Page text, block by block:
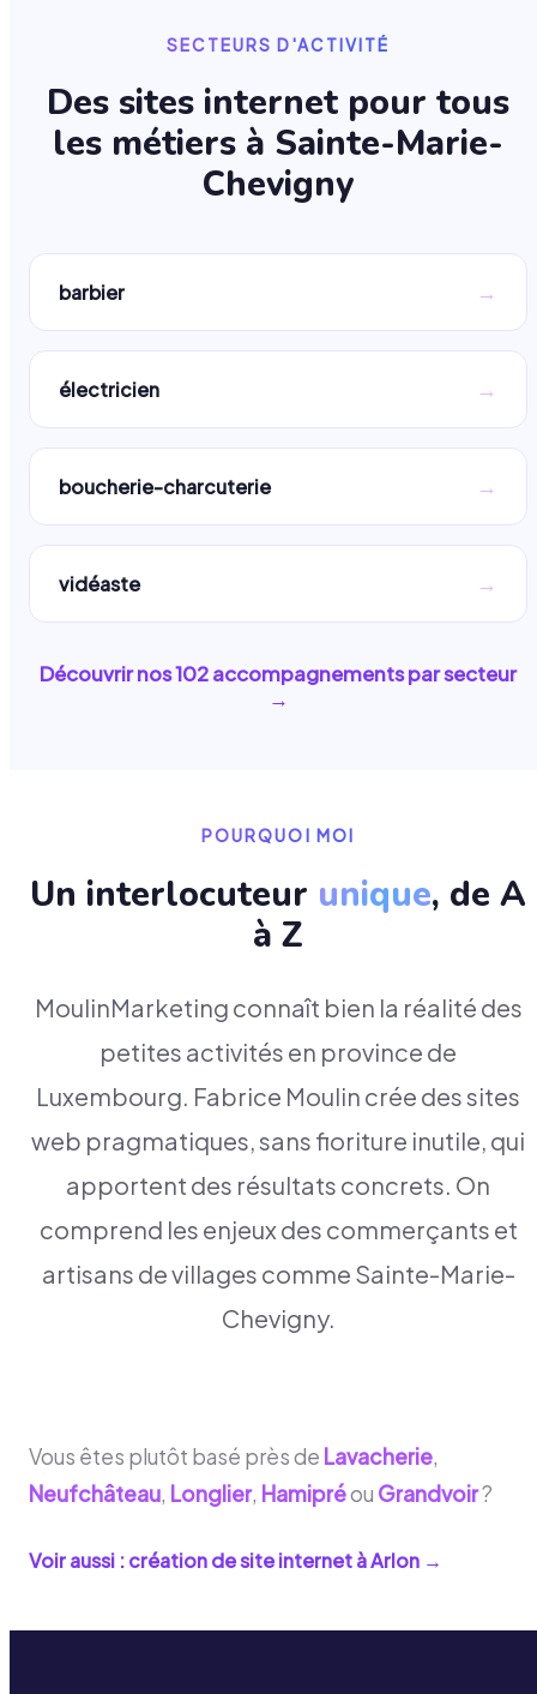
SECTEURS D'ACTIVITÉ
Des sites internet pour tous
les métiers à Sainte-Marie-
Chevigny
barbier →
électricien →
boucherie-charcuterie →
vidéaste →
Découvrir nos102accompagnements par secteur
→
POURQUOI MOI
Un interlocuteur unique, de A
à Z
MoulinMarketing connaît bien la réalité des
petites activités en province de
Luxembourg. Fabrice Moulin crée des sites
web pragmatiques, sans fioriture inutile, qui
apportent des résultats concrets. On
comprend les enjeux des commerçants et
artisans de villages comme Sainte-Marie-
Chevigny.
Vous êtes plutôt basé près de Lavacherie,
Neufchâteau, Longlier, Hamipréou Grandvoir?
Voir aussi : création de site internet àArlon →